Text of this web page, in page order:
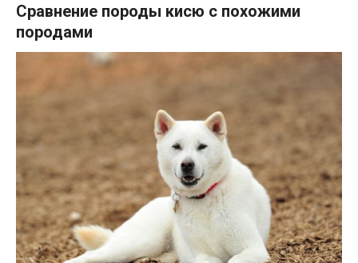
Сравнение породы кисю с похожими
породами